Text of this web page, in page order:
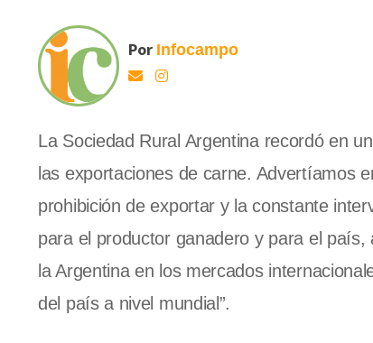
Por Infocampo
La Sociedad Rural Argentina recordó en
las exportaciones de carne. Advertíamos
prohibición de exportar y la constante
para el productor ganadero y para el
la Argentina en los mercados
del país a nivel mundial”.